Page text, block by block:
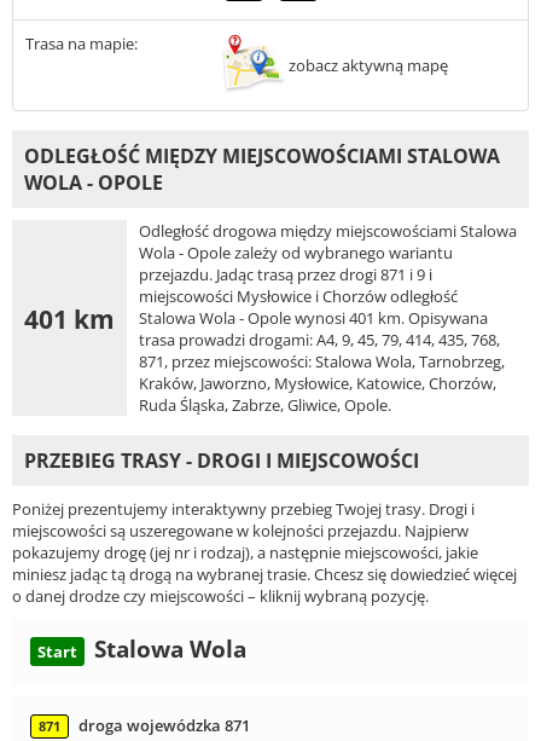
Trasa na mapie:
zobacz aktywną mapę
ODLEGŁOŚĆ MIĘDZY MIEJSCOWOŚCIAMI STALOWA
WOLA - OPOLE
401 km
Odległość drogowa między miejscowościami Stalowa
Wola - Opole zależy od wybranego wariantu
przejazdu. Jadąc trasą przez drogi 871 i 9 i
miejscowości Mysłowice i Chorzów odległość
Stalowa Wola - Opole wynosi 401 km. Opisywana
trasa prowadzi drogami: A4, 9, 45, 79, 414, 435, 768,
871, przez miejscowości: Stalowa Wola, Tarnobrzeg,
Kraków, Jaworzno, Mysłowice, Katowice, Chorzów,
Ruda Śląska, Zabrze, Gliwice, Opole.
PRZEBIEG TRASY - DROGI I MIEJSCOWOŚCI
Poniżej prezentujemy interaktywny przebieg Twojej trasy. Drogi i
miejscowości są uszeregowane w kolejności przejazdu. Najpierw
pokazujemy drogę (jej nr i rodzaj), a następnie miejscowości, jakie
miniesz jadąc tą drogą na wybranej trasie. Chcesz się dowiedzieć więcej
o danej drodze czy miejscowości – kliknij wybraną pozycję.
Start Stalowa Wola
871
droga wojewódzka 871